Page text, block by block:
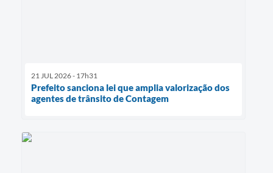
21 JUL 2026 - 17h31
Prefeito sanciona lei que amplia valorização dos
agentes de trânsito de Contagem